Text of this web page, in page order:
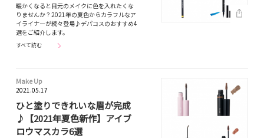
暖かくなると目元のメイクに色を入れたくな
りませんか？2021年の夏色からカラフルなア
イライナーが続々登場♪デパコスのおすすめ4
選をご紹介します。
すべて読む
Make Up
2021.05.17
ひと塗りできれいな眉が完成
♪【2021年夏色新作】アイブ
ロウマスカラ6選